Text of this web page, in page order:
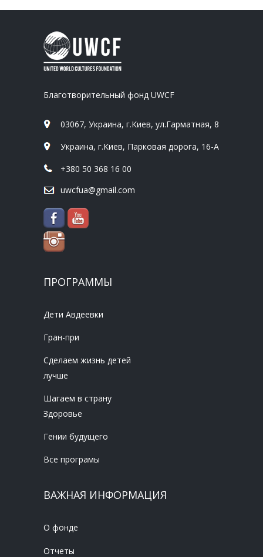
Благотворительный фонд UWCF
03067, Украина, г.Киев, ул.Гарматная, 8
Украина, г.Киев, Парковая дорога, 16-А
+380 50 368 16 00
uwcfua@gmail.com
ПРОГРАММЫ
Дети Авдеевки
Гран-при
Сделаем жизнь детей
лучше
Шагаем в страну
Здоровье
Гении будущего
Все програмы
ВАЖНАЯ ИНФОРМАЦИЯ
О фонде
Отчеты